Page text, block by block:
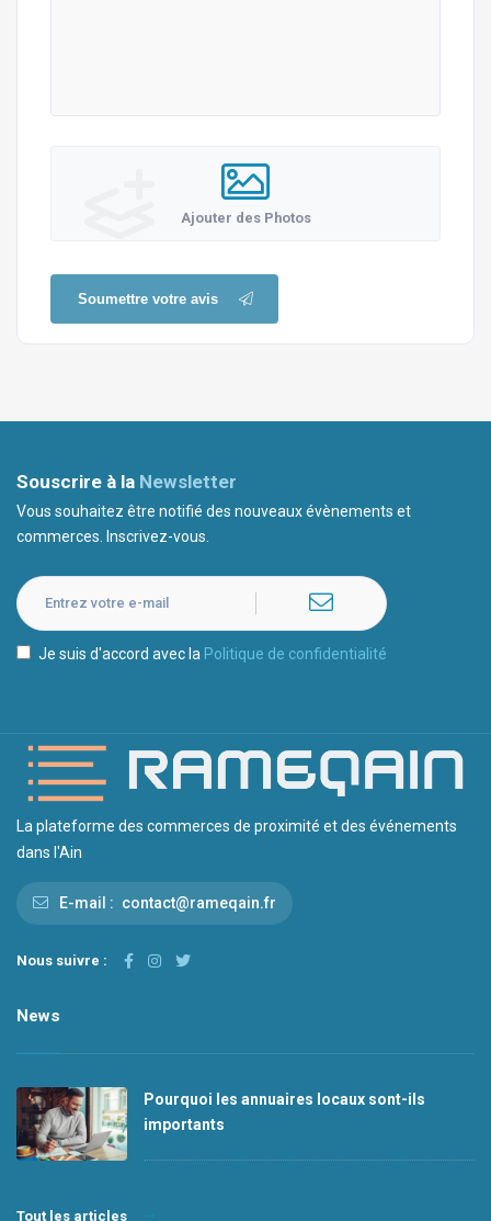
Ajouter des Photos
Soumettre votre avis
Souscrire à la Newsletter
Vous souhaitez être notifié des nouveaux évènements et
commerces. Inscrivez-vous.
Je suis d'accord avec la Politique de confidentialité
La plateforme des commerces de proximité et des événements
dans l'Ain
E-mail : contact@rameqain.fr
Nous suivre :
News
Pourquoi les annuaires locaux sont-ils
importants
Tout les articles